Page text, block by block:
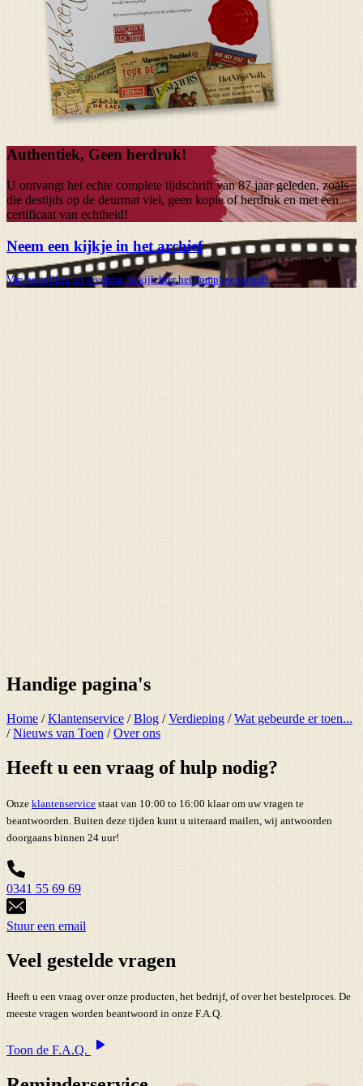
Authentiek, Geen herdruk!
U ontvangt het echte complete tijdschrift van87 jaargeleden, zoals
die destijds op de deurmat viel, geen kopie of herdruk en met een
certificaat van echtheid!
Neem een kijkje in het archief
Van bestelling tot levering, bekijk hier het complete traject!
Handige pagina's
Home /Klantenservice /Blog /Verdieping /Wat gebeurde er toen...
/Nieuws van Toen /Over ons
Heeft u een vraag of hulp nodig?
Onze klantenservice staat van 10:00 to 16:00 klaar om uw vragen te
beantwoorden. Buiten deze tijden kunt u uiteraard mailen, wij antwoorden
doorgaans binnen 24 uur!
0341 55 69 69
Stuur een email
Veel gestelde vragen
Heeft u een vraag over onze producten, het bedrijf, of over het bestelproces. De
meeste vragen worden beantwoord in onze F.A.Q.
Toon de F.A.Q.